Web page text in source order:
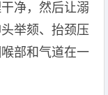
净，然后让溺
举颏、抬颈压
部和气道在一